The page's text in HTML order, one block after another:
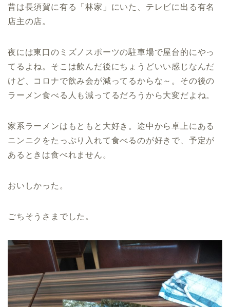
昔は長須賀に有る「林家」にいた、テレビに出る有名
店主の店。
夜には東口のミズノスポーツの駐車場で屋台的にやっ
てるよね。そこは飲んだ後にちょうどいい感じなんだ
けど、コロナで飲み会が減ってるからな～。その後の
ラーメン食べる人も減ってるだろうから大変だよね。
家系ラーメンはもともと大好き。途中から卓上にある
ニンニクをたっぷり入れて食べるのが好きで、予定が
あるときは食べれません。
おいしかった。
ごちそうさまでした。